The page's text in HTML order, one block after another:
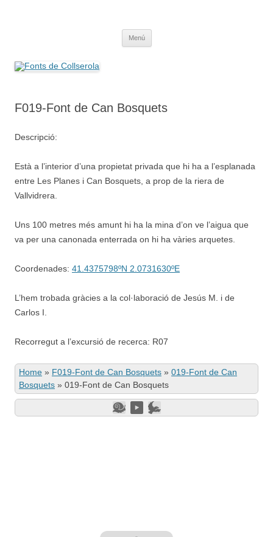
Menú
F019-Font de Can Bosquets
Descripció:
Està a l’interior d’una propietat privada que hi ha a l’esplanada
entre Les Planes i Can Bosquets, a prop de la riera de
Vallvidrera.
Uns 100 metres més amunt hi ha la mina d’on ve l’aigua que
va per una canonada enterrada on hi ha vàries arquetes.
Coordenades: 41.4375798ºN 2.0731630ºE
L’hem trobada gràcies a la col·laboració de Jesús M. i de
Carlos I.
Recorregut a l’excursió de recerca: R07
Home » F019-Font de Can Bosquets » 019-Font de Can
Bosquets » 019-Font de Can Bosquets